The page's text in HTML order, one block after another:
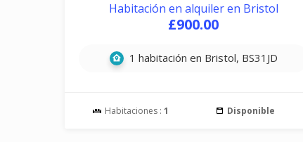
Habitación en alquiler en Bristol
£900.00
1 habitación en Bristol, BS31JD
Habitaciones : 1 Disponible